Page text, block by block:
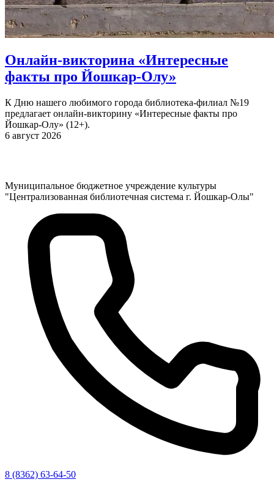
Онлайн-викторина «Интересные
факты про Йошкар-Олу»
К Дню нашего любимого города библиотека-филиал №19
предлагает онлайн-викторину «Интересные факты про
Йошкар-Олу» (12+).
6 август 2026
Муниципальное бюджетное учреждение культуры
"Централизованная библиотечная система г. Йошкар-Олы"
8 (8362) 63-64-50